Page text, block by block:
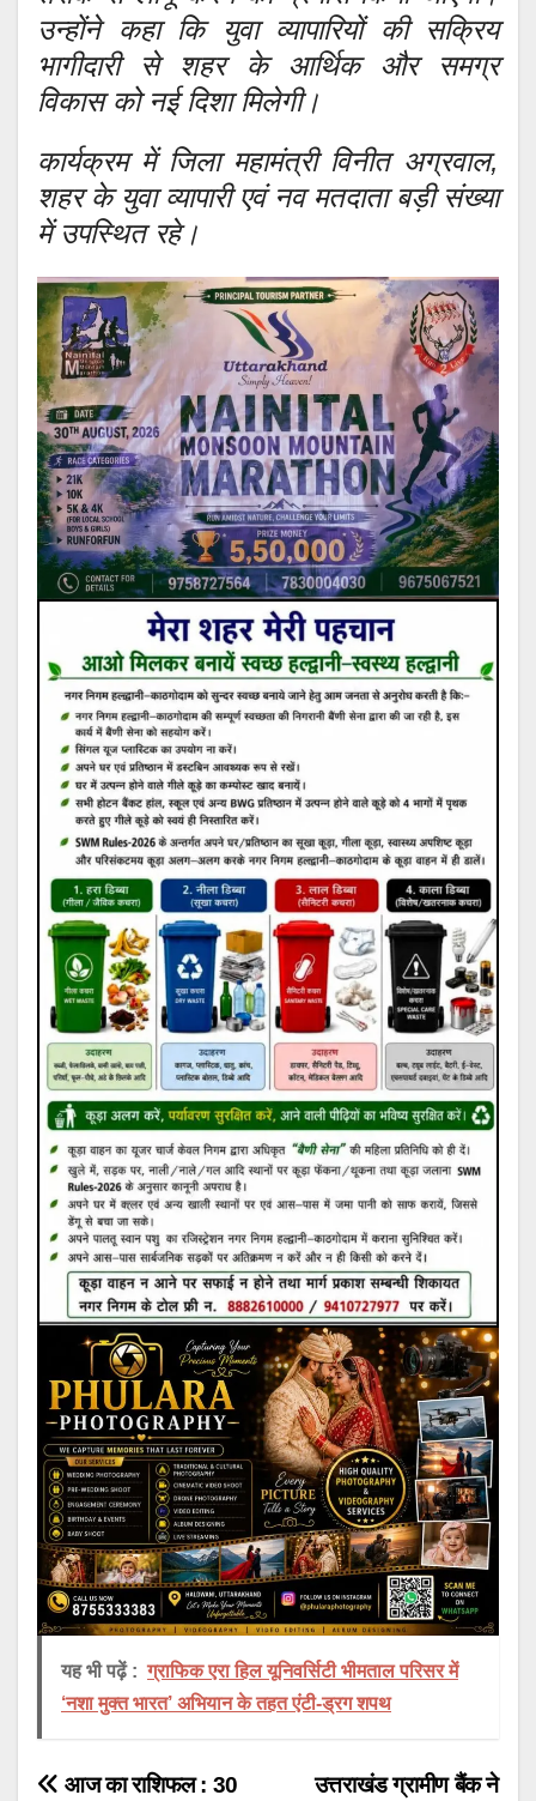
उन्होंने कहा कि युवा व्यापारियों की सक्रिय
भागीदारी से शहर के आर्थिक और समग्र
विकास को नई दिशा मिलेगी।
कार्यक्रम में जिला महामंत्री विनीत अग्रवाल,
शहर के युवा व्यापारी एवं नव मतदाता बड़ी संख्या
में उपस्थित रहे।
यह भी पढ़ें : ग्राफिक एरा हिल यूनिवर्सिटी भीमताल परिसर में
‘नशा मुक्त भारत’ अभियान के तहत एंटी-ड्रग शपथ
उत्तराखंड ग्रामीण बैंक ने
आज का राशिफल : 30